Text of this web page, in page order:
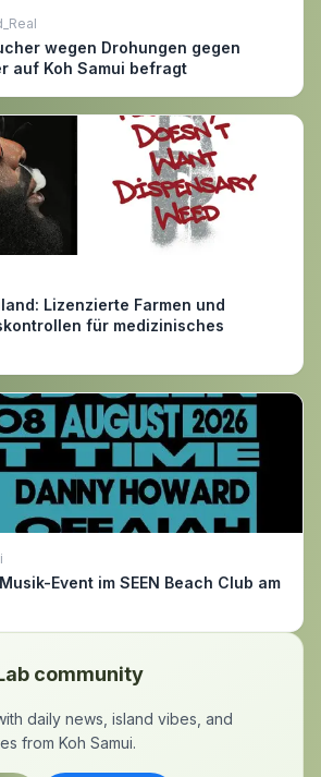
wegen Drohungen gegen
auf Koh Samui befragt
Lizenzierte Farmen und
für medizinisches
Event im SEEN Beach Club am
community
daily news, island vibes, and
from Koh Samui.